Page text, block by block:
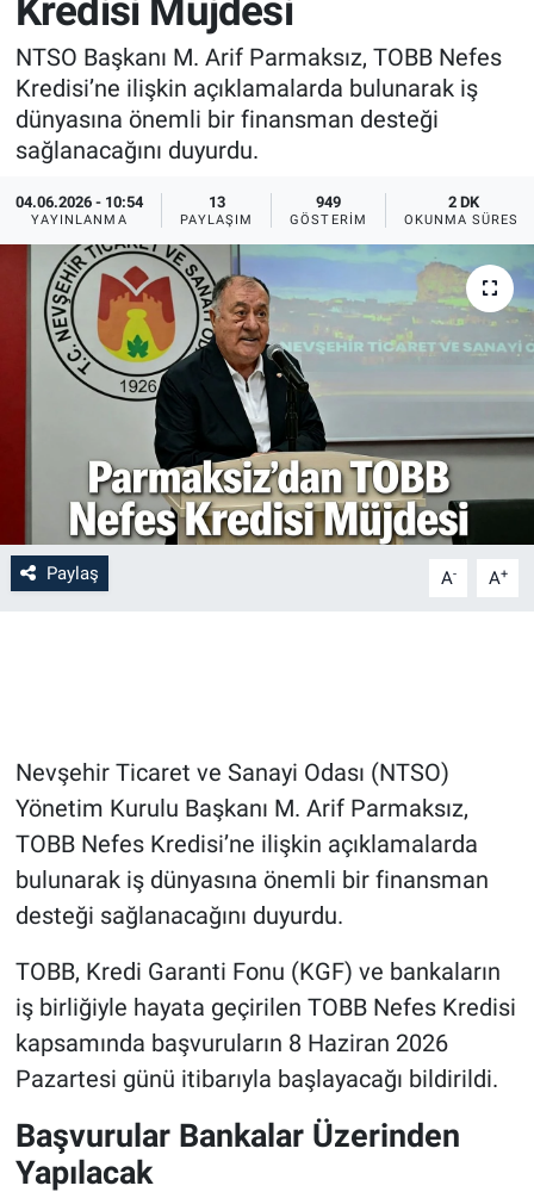
Kredisi Müjdesi
NTSO Başkanı M. Arif Parmaksız, TOBB Nefes
Kredisi’ne ilişkin açıklamalarda bulunarak iş
dünyasına önemli bir finansman desteği
sağlanacağını duyurdu.
04.06.2026 - 10:54
YAYINLANMA
13
PAYLAŞIM
949
GÖSTERIM
2 DK
OKUNMA SÜRESI
Paylaş A- A+
Nevşehir Ticaret ve Sanayi Odası (NTSO)
Yönetim Kurulu Başkanı M. Arif Parmaksız,
TOBB Nefes Kredisi’ne ilişkin açıklamalarda
bulunarak iş dünyasına önemli bir finansman
desteği sağlanacağını duyurdu.
TOBB, Kredi Garanti Fonu (KGF) ve bankaların
iş birliğiyle hayata geçirilen TOBB Nefes Kredisi
kapsamında başvuruların 8 Haziran 2026
Pazartesi günü itibarıyla başlayacağı bildirildi.
Başvurular Bankalar Üzerinden
Yapılacak
Sağlık
Yerel
Genel
Asayiş
İlan - Duyuru- Mesaj
Türkiye Gündemi
Sizden Gelenler
Yaşam
Sağlık
Eğitim
Kültür
3.Sayfa
Medya
Bilim-Tek
Kayseri
Niğde
Aksaray
Yerel
Genel
Asayiş
İlan - Duyuru- Mesaj
Türkiye Gündemi
Sizden Gelenler